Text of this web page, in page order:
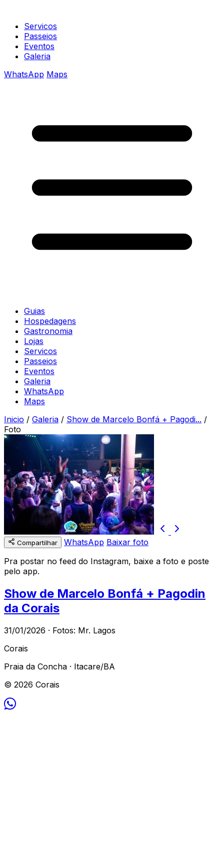
Servicos
Passeios
Eventos
Galeria
WhatsApp Maps
Guias
Hospedagens
Gastronomia
Lojas
Servicos
Passeios
Eventos
Galeria
WhatsApp
Maps
Inicio / Galeria / Show de Marcelo Bonfá + Pagodi... /
Foto
Compartilhar WhatsApp Baixar foto
Pra postar no feed do Instagram, baixe a foto e poste
pelo app.
Show de Marcelo Bonfá + Pagodin
da Corais
31/01/2026 · Fotos: Mr. Lagos
Corais
Praia da Concha · Itacare/BA
© 2026 Corais